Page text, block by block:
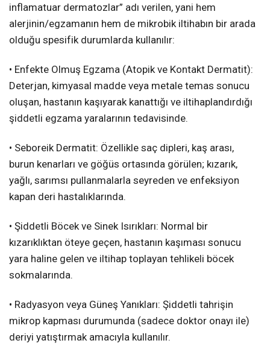
inflamatuar dermatozlar” adı verilen, yani hem
alerjinin/egzamanın hem de mikrobik iltihabın bir arada
olduğu spesifik durumlarda kullanılır:
• Enfekte Olmuş Egzama (Atopik ve Kontakt Dermatit):
Deterjan, kimyasal madde veya metale temas sonucu
oluşan, hastanın kaşıyarak kanattığı ve iltihaplandırdığı
şiddetli egzama yaralarının tedavisinde.
• Seboreik Dermatit: Özellikle saç dipleri, kaş arası,
burun kenarları ve göğüs ortasında görülen; kızarık,
yağlı, sarımsı pullanmalarla seyreden ve enfeksiyon
kapan deri hastalıklarında.
• Şiddetli Böcek ve Sinek Isırıkları: Normal bir
kızarıklıktan öteye geçen, hastanın kaşıması sonucu
yara haline gelen ve iltihap toplayan tehlikeli böcek
sokmalarında.
• Radyasyon veya Güneş Yanıkları: Şiddetli tahrişin
mikrop kapması durumunda (sadece doktor onayı ile)
deriyi yatıştırmak amacıyla kullanılır.